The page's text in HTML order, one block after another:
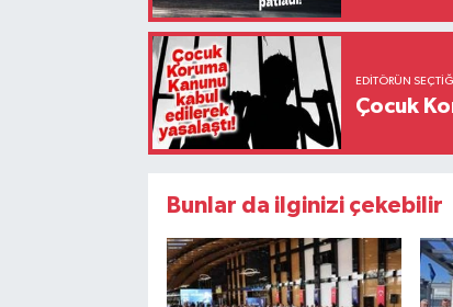
EDITÖRÜN SEÇTIĞI
Çocuk
Bunlar da ilginizi çekebilir